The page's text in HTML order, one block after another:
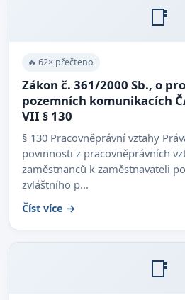
📑
🔥 62× přečteno
Zákon č. 361/2000 Sb., o
pozemních komunikacích
VII § 130
§ 130 Pracovněprávní vztahy
povinnosti z pracovněprávních
zaměstnanců k zaměstnavateli
zvláštního p...
Číst více →
📑